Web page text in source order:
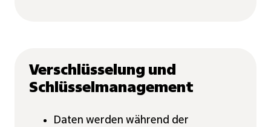
Verschlüsselung und
Schlüsselmanagement
Daten werden während der